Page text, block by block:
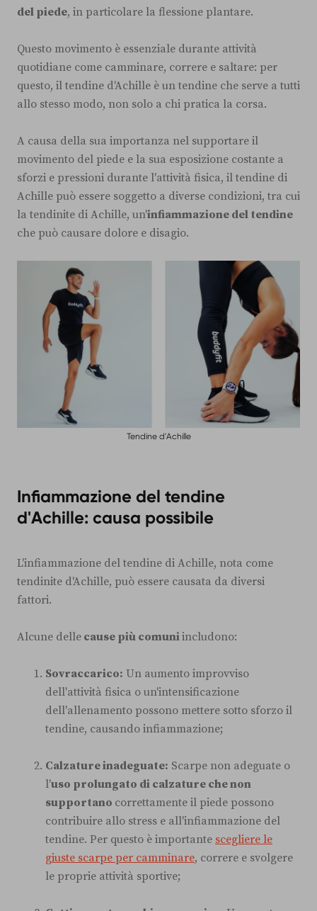
del piede, in particolare la flessione plantare.
Questo movimento è essenziale durante attività
quotidiane come camminare, correre e saltare: per
questo, il tendine d'Achille è un tendine che serve a tutti
allo stesso modo, non solo a chi pratica la corsa.
A causa della sua importanza nel supportare il
movimento del piede e la sua esposizione costante a
sforzi e pressioni durante l'attività fisica, il tendine di
Achille può essere soggetto a diverse condizioni, tra cui
la tendinite di Achille, un'infiammazione del tendine
che può causare dolore e disagio.
Tendine d'Achille
Infiammazione del tendine
d'Achille: causa possibile
L'infiammazione del tendine di Achille, nota come
tendinite d'Achille, può essere causata da diversi
fattori.
Alcune delle cause più comuniincludono:
Sovraccarico: Un aumento improvviso
dell'attività fisica o un'intensificazione
dell'allenamento possono mettere sotto sforzo il
tendine, causando infiammazione;
Calzature inadeguate: Scarpe non adeguate o
l'uso prolungato di calzature che non
supportano correttamente il piede possono
contribuire allo stress e all'infiammazione del
tendine. Per questo è importante scegliere le
giuste scarpe per camminare, correre e svolgere
le proprie attività sportive;